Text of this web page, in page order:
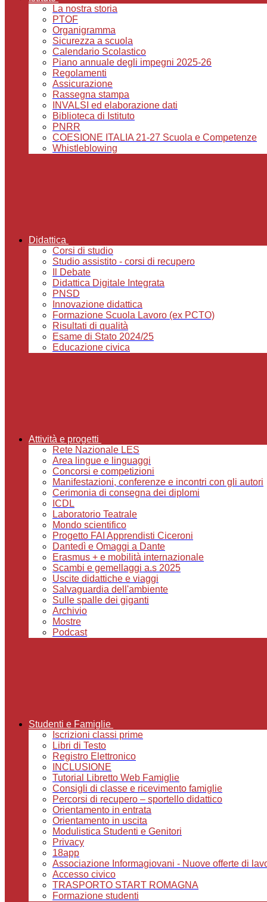
La nostra storia
PTOF
Organigramma
Sicurezza a scuola
Calendario Scolastico
Piano annuale degli impegni 2025-26
Regolamenti
Assicurazione
Rassegna stampa
INVALSI ed elaborazione dati
Biblioteca di Istituto
PNRR
COESIONE ITALIA 21-27 Scuola e Competenze
Whistleblowing
Didattica
Corsi di studio
Studio assistito - corsi di recupero
Il Debate
Didattica Digitale Integrata
PNSD
Innovazione didattica
Formazione Scuola Lavoro (ex PCTO)
Risultati di qualità
Esame di Stato 2024/25
Educazione civica
Attività e progetti
Rete Nazionale LES
Area lingue e linguaggi
Concorsi e competizioni
Manifestazioni, conferenze e incontri con gli autori
Cerimonia di consegna dei diplomi
ICDL
Laboratorio Teatrale
Mondo scientifico
Progetto FAI Apprendisti Ciceroni
Dantedì e Omaggi a Dante
Erasmus + e mobilità internazionale
Scambi e gemellaggi a.s 2025
Uscite didattiche e viaggi
Salvaguardia dell'ambiente
Sulle spalle dei giganti
Archivio
Mostre
Podcast
Studenti e Famiglie
Iscrizioni classi prime
Libri di Testo
Registro Elettronico
INCLUSIONE
Tutorial Libretto Web Famiglie
Consigli di classe e ricevimento famiglie
Percorsi di recupero – sportello didattico
Orientamento in entrata
Orientamento in uscita
Modulistica Studenti e Genitori
Privacy
18app
Associazione Informagiovani - Nuove offerte di
Accesso civico
TRASPORTO START ROMAGNA
Formazione studenti